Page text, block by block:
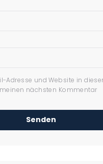
Adresse und Website in
nächsten Kommentar